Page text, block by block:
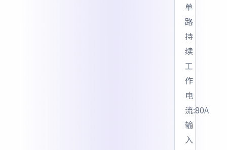
单
路
持
续
工
作
电
流:80A
输
入